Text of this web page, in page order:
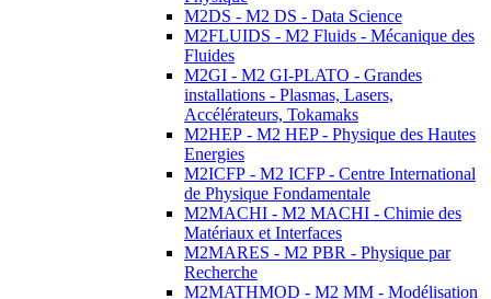
M2DS - M2 DS - Data Science
M2FLUIDS - M2 Fluids - Mécanique des
Fluides
M2GI - M2 GI-PLATO - Grandes
installations - Plasmas, Lasers,
Accélérateurs, Tokamaks
M2HEP - M2 HEP - Physique des Hautes
Energies
M2ICFP - M2 ICFP - Centre International
de Physique Fondamentale
M2MACHI - M2 MACHI - Chimie des
Matériaux et Interfaces
M2MARES - M2 PBR - Physique par
Recherche
M2MATHMOD - M2 MM - Modélisation